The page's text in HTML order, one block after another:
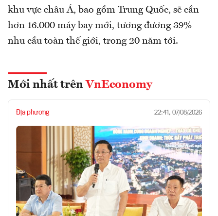
khu vực châu Á, bao gồm Trung Quốc, sẽ cần
hơn 16.000 máy bay mới, tương đương 39%
nhu cầu toàn thế giới, trong 20 năm tới.
Mới nhất trên VnEconomy
Địa phương 22:41, 07/08/2026